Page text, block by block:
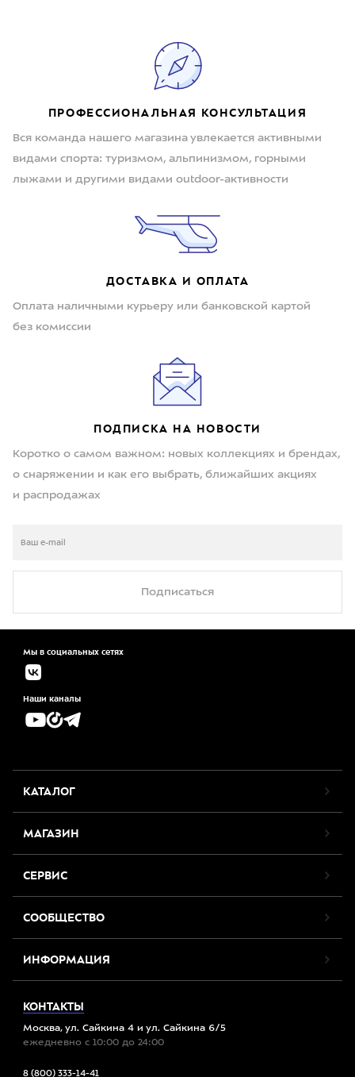
ПРОФЕССИОНАЛЬНАЯ КОНСУЛЬТАЦИЯ
Вся команда нашего магазина увлекается активными
видами спорта: туризмом, альпинизмом, горными
лыжами и другими видами outdoor-активности
ДОСТАВКА И ОПЛАТА
Оплата наличными курьеру или банковской картой
без комиссии
ПОДПИСКА НА НОВОСТИ
Коротко о самом важном: новых коллекциях и брендах,
о снаряжении и как его выбрать, ближайших акциях
и распродажах
Подписаться
Мы в социальных сетях
Наши каналы
КАТАЛОГ
МАГАЗИН
СЕРВИС
СООБЩЕСТВО
ИНФОРМАЦИЯ
КОНТАКТЫ
Москва, ул. Сайкина 4 и ул. Сайкина 6/5
ежедневно с 10:00 до 24:00
8 (800) 333-14-41